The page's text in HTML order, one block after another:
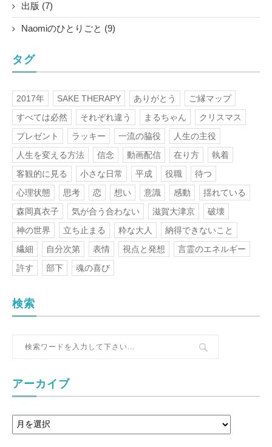
出版 (7)
Naomiのひとりごと (9)
タグ
2017年 SAKE THERAPY ありがとう
ご縁マップ
すべては必然
それぞれ違う まるちゃん
クリスマス
プレゼント
ラッキー 一流の脇役
人生の主役
人生を変える方法
信念 動画配信 在り方
執着
客観的に見る
小さな日常 平成 役職
待つ
心理状態
思考 恋 想い 意識 感動
揺れている
森岡真衣子
気が合う合わない 滋賀大津京
破壊
神の世界
立ち止まる 粋な大人
納得できないこと
繊細
自分次第 表情 視点と発想
言霊のエネルギー
許す
部下 魂の喜び
検索
アーカイブ